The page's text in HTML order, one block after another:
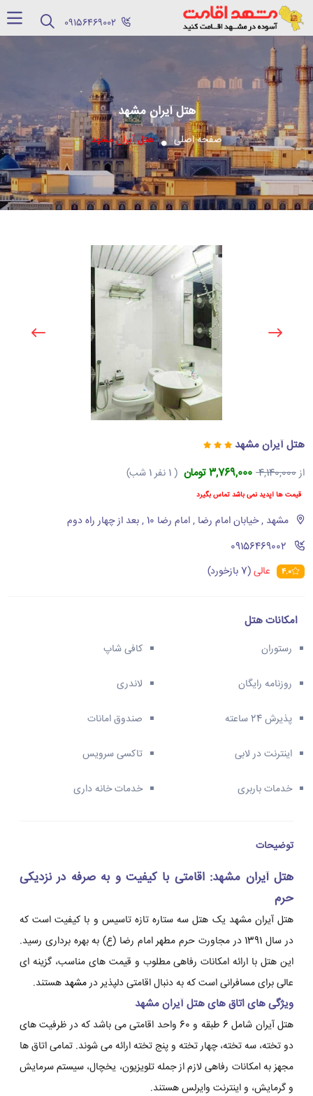
هتل آیران مشهد
صفحه اصلی هتل آیران مشهد
هتل آیران مشهد
از4,140,000 3,769,000 تومان ( 1 نفر 1 شب)
قیمت ها آپدید نمی باشد تماس بگیرد
مشهد , خیابان امام رضا , امام رضا 10 , بعد از چهار راه دوم
‪09156469002‬
4.0 عالی(7 بازخورد)
امکانات هتل
رستوران کافی شاپ
روزنامه رایگان لاندری
پذیرش 24 ساعته صندوق امانات
اینترنت در لابی تاکسی سرویس
خدمات باربری خدمات خانه داری
توضیحات
هتل آیران مشهد: اقامتی با کیفیت و به صرفه در نزدیکی
حرم
هتل آیران مشهد یک هتل سه ستاره تازه تاسیس و با کیفیت است که
در سال 1391 در مجاورت حرم مطهر امام رضا (ع) به بهره برداری رسید.
این هتل با ارائه امکانات رفاهی مطلوب و قیمت های مناسب، گزینه ای
عالی برای مسافرانی است که به دنبال اقامتی دلپذیر درمشهد هستند.
ویژگی های اتاق های هتل آیران مشهد
هتل آیران شامل 6 طبقه و 60 واحد اقامتی می باشد که در ظرفیت های
دو تخته، سه تخته، چهار تخته و پنج تخته ارائه می شوند. تمامی اتاق ها
مجهز به امکانات رفاهی لازم از جمله تلویزیون، یخچال، سیستم سرمایش
و گرمایش، و اینترنت وایرلس هستند.